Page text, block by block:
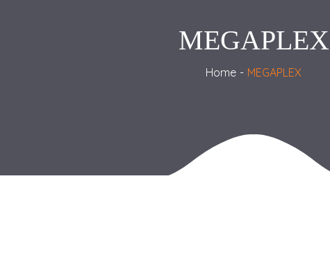
MEGAPLEX
Home MEGAPLEX